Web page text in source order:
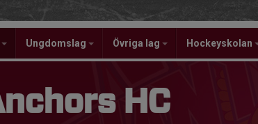
Ungdomslag Övriga lag Hockeyskolan
HC